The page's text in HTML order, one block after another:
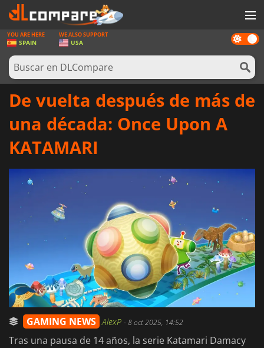
JUEGOS
TARJETAS PREPAGO
SOFTWARE
INICIAR SESIÓN O REGISTRARSE
Dark
mode
YOU ARE HERE
SPAIN
WE ALSO SUPPORT
USA
De vuelta después de más de
una década: Once Upon A
KATAMARI
GAMING NEWS AlexP -8 oct 2025, 14:52
Tras una pausa de 14 años, la serie Katamari Damacy